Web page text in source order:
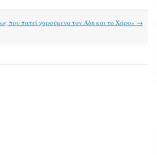
που πατεί χαρούμενο τον Άδη και το Χάρο» →